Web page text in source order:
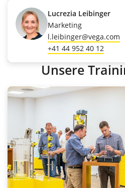
Lucrezia Leibinger
Marketing
l.leibinger@vega.com
+41 44 952 40 12
Unsere